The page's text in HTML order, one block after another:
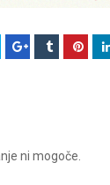
ni mogoče.